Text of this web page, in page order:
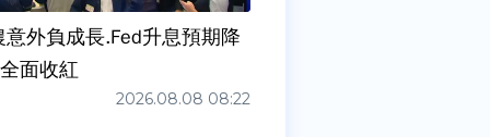
意外負成長.Fed升息預期降
面收紅
2026.08.08 08:22